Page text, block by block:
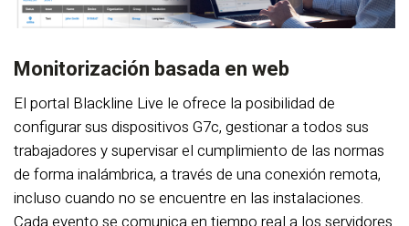
Monitorización basada en web
El portal Blackline Live le ofrece la posibilidad de
configurar sus dispositivos G7c, gestionar a todos sus
trabajadores y supervisar el cumplimiento de las normas
de forma inalámbrica, a través de una conexión remota,
incluso cuando no se encuentre en las instalaciones.